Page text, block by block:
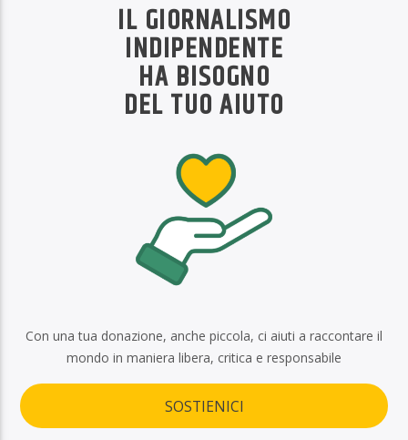
IL GIORNALISMO
INDIPENDENTE
HA BISOGNO
DEL TUO AIUTO
Con una tua donazione, anche piccola, ci aiuti a raccontare il
mondo in maniera libera, critica e responsabile
SOSTIENICI